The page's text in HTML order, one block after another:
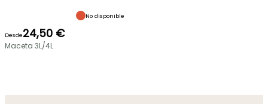
No disponible
Desde24,50 €
Maceta 3L/4L